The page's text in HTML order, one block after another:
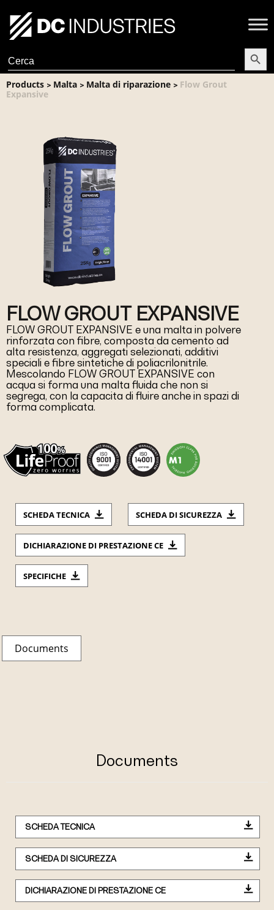
Search
for:
Search
Products > Malta > Malta di riparazione > Flow Grout
Expansive
FLOW GROUT EXPANSIVE
FLOW GROUT EXPANSIVE e una malta in polvere
rinforzata con fibre, composta da cemento ad
alta resistenza, aggregati selezionati, additivi
speciali e fibre sintetiche di poliacrilonitrile.
Mescolando FLOW GROUT EXPANSIVE con
acqua si forma una malta fluida che non si
segrega, con la capacita di fluire anche in spazi di
forma complicata.
SCHEDA TECNICA SCHEDA DI SICUREZZA
DICHIARAZIONE DI PRESTAZIONE CE
SPECIFICHE
Documents
Documents
SCHEDA TECNICA
SCHEDA DI SICUREZZA
DICHIARAZIONE DI PRESTAZIONE CE